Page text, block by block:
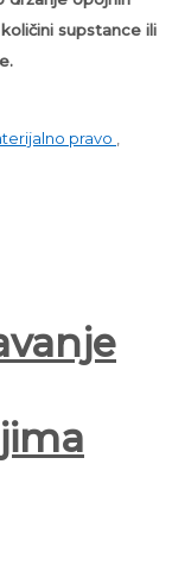
supstance ili
pravo